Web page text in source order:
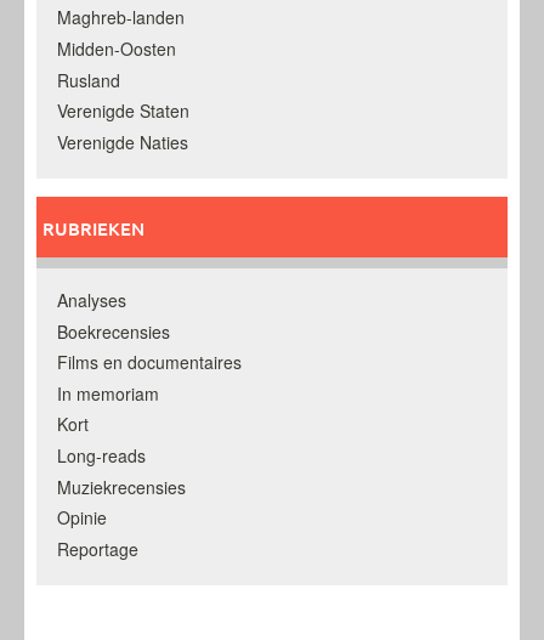
Maghreb-landen
Midden-Oosten
Rusland
Verenigde Staten
Verenigde Naties
RUBRIEKEN
Analyses
Boekrecensies
Films en documentaires
In memoriam
Kort
Long-reads
Muziekrecensies
Opinie
Reportage